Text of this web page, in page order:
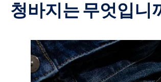
청바지는 무엇입니